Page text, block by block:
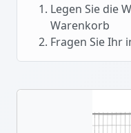
Legen Sie die
Warenkorb
Fragen Sie Ihr